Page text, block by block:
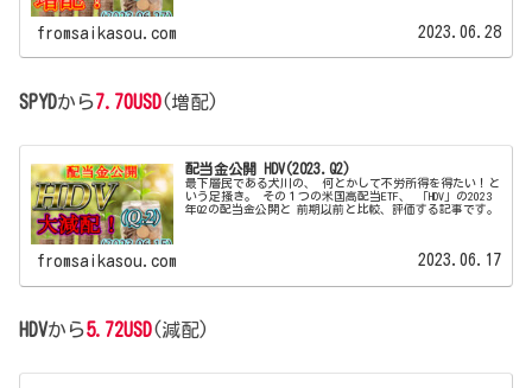
fromsaikasou.com 2023.06.28
SPYDから7.70USD(増配)
配当金公開 HDV(2023.Q2)
最下層民である犬川の、 何とかして不労所得を得たい！と
いう足掻き。 その１つの米国高配当ETF、 「HDV」の2023
年Q2の配当金公開と 前期以前と比較、評価する記事です。
fromsaikasou.com 2023.06.17
HDVから5.72USD(減配)